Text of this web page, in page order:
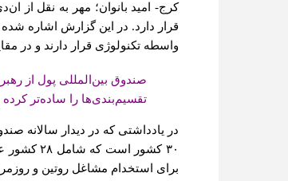
کرج- امید بانوان؛
واسطه تکنولوژی قرار دارند و در مقایسه، ۹ درصد از مردان با چنین خطری
صندوق بین‌المللی پول از
تقسیم‌بندی‌ها را ساده‌تر
در یادداشتی که در دیدار سالانه
۳۰ کشور
برای استخدام مشاغل روتین و